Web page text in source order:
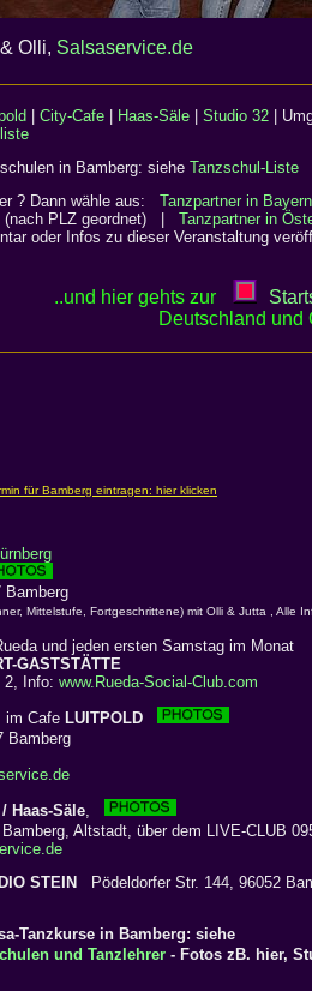
Olli, Salsaservice.de
City-Cafe Haas-Säle Studio 32 |
in Bamberg: siehe Tanzschul-Liste
? Dann wähle aus: Tanzpartner in Bayern
(nach PLZ geordnet) | Tanzpartner in
oder Infos zu dieser Veranstaltung
..und hier gehts zur
Deutschland und
Bamberg
Mittelstufe, Fortgeschrittene) mit Olli & Jutta , Alle
und jeden ersten Samstag im Monat
GASTSTÄTTE
2, Info: www.Rueda-Social-Club.com
im Cafe LUITPOLD
Bamberg
Haas-Säle,
Altstadt, über dem LIVE-CLUB
STEIN Pödeldorfer Str. 144, 96052
Tanzkurse in Bamberg: siehe
und Tanzlehrer - Fotos zB. hier,